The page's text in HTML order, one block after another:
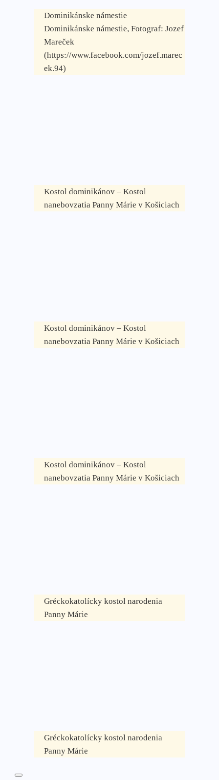
Dominikánske námestie
Dominikánske námestie, Fotograf: Jozef
Mareček
(https://www.facebook.com/jozef.marec
ek.94)
Kostol dominikánov – Kostol
nanebovzatia Panny Márie v Košiciach
Kostol dominikánov – Kostol
nanebovzatia Panny Márie v Košiciach
Kostol dominikánov – Kostol
nanebovzatia Panny Márie v Košiciach
Gréckokatolícky kostol narodenia
Panny Márie
Gréckokatolícky kostol narodenia
Panny Márie